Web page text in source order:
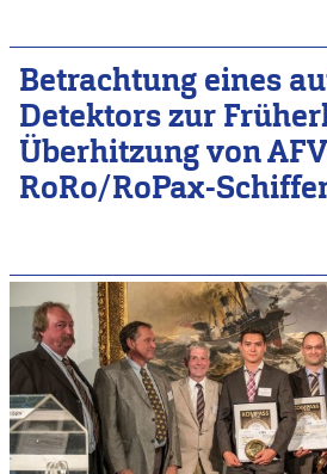
Betrachtung eines
Detektors zur
Überhitzung von
RoRo/RoPax-